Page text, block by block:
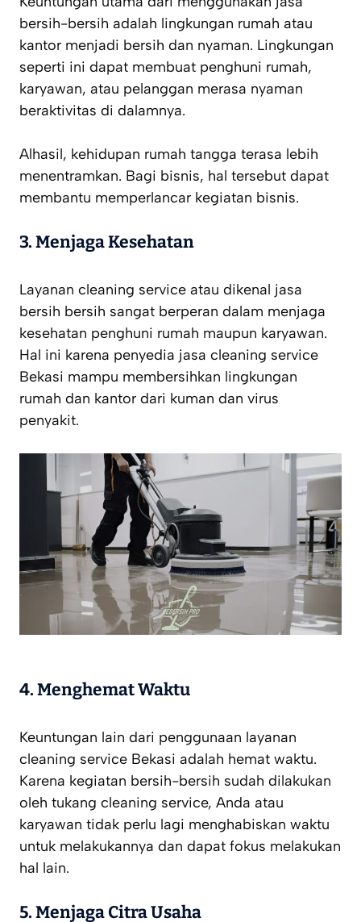
bersih-bersih adalah lingkungan rumah atau
kantor menjadi bersih dan nyaman. Lingkungan
seperti ini dapat membuat penghuni rumah,
karyawan, atau pelanggan merasa nyaman
beraktivitas di dalamnya.
Alhasil, kehidupan rumah tangga terasa lebih
menentramkan. Bagi bisnis, hal tersebut dapat
membantu memperlancar kegiatan bisnis.
3.Menjaga Kesehatan
Layanan cleaning service atau dikenal jasa
bersih bersih sangat berperan dalam menjaga
kesehatan penghuni rumah maupun karyawan.
Hal ini karena penyedia jasa cleaning service
Bekasi mampu membersihkan lingkungan
rumah dan kantor dari kuman dan virus
penyakit.
4.Menghemat Waktu
Keuntungan lain dari penggunaan layanan
cleaning service Bekasi adalah hemat waktu.
Karena kegiatan bersih-bersih sudah dilakukan
oleh tukang cleaning service, Anda atau
karyawan tidak perlu lagi menghabiskan waktu
untuk melakukannya dan dapat fokus melakukan
hal lain.
5.Menjaga Citra Usaha